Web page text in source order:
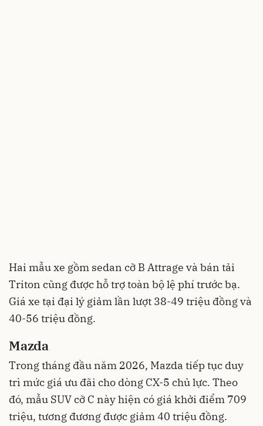
Hai mẫu xe gồm sedan cỡ B Attrage và bán tải
Triton cũng được hỗ trợ toàn bộ lệ phí trước bạ.
Giá xe tại đại lý giảm lần lượt 38-49 triệu đồng và
40-56 triệu đồng.
Mazda
Trong tháng đầu năm 2026, Mazda tiếp tục duy
trì mức giá ưu đãi cho dòng CX-5 chủ lực. Theo
đó, mẫu SUV cỡ C này hiện có giá khởi điểm 709
triệu, tương đương được giảm 40 triệu đồng.